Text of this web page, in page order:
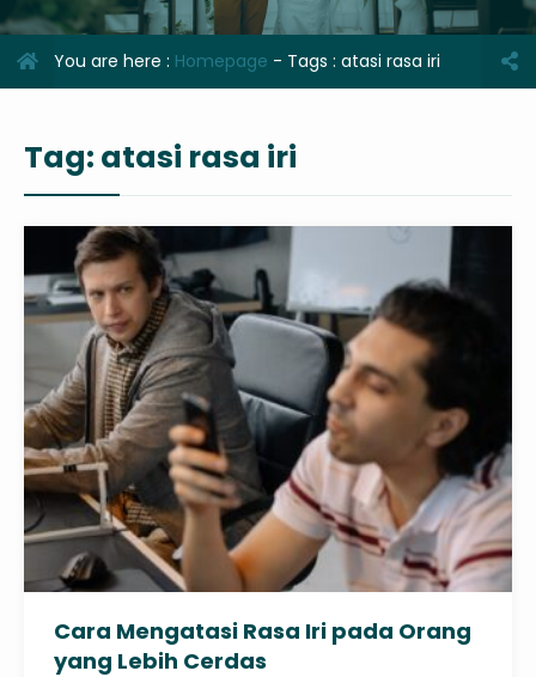
You are here : Homepage - Tags : atasi rasa iri
Tag: atasi rasa iri
Cara Mengatasi Rasa Iri pada Orang
yang Lebih Cerdas